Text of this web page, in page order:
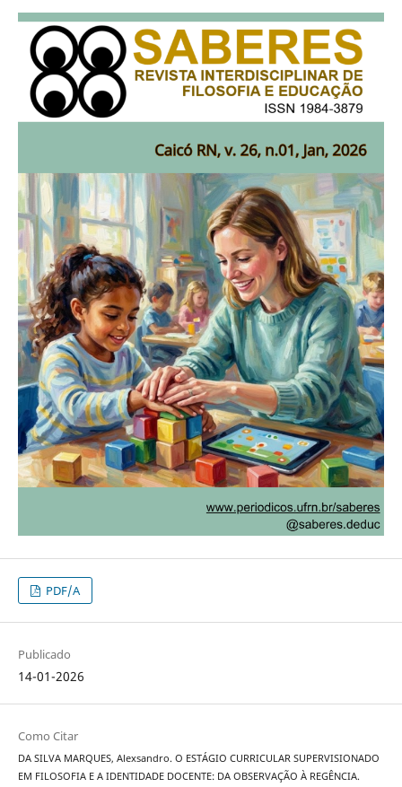
PDF/A
Publicado
14-01-2026
Como Citar
DA SILVA MARQUES, Alexsandro. O ESTÁGIO CURRICULAR SUPERVISIONADO
EM FILOSOFIA E A IDENTIDADE DOCENTE: DA OBSERVAÇÃO À REGÊNCIA.